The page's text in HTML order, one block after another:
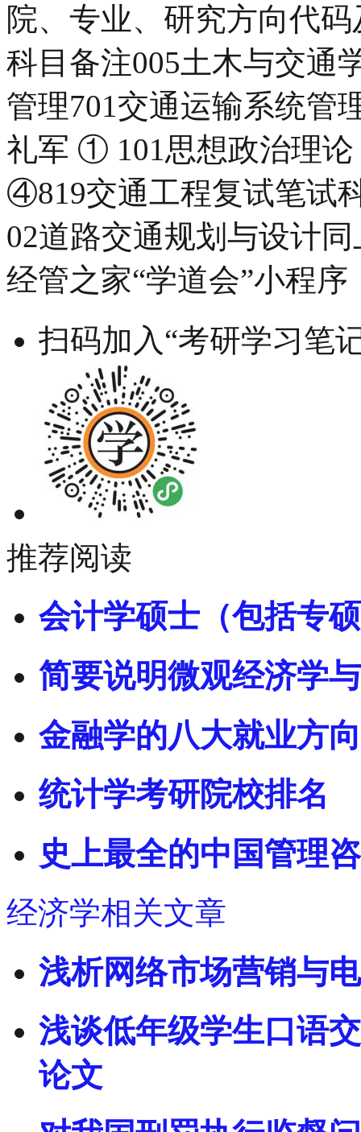
院、专业、研究方向代
科目备注005土木与交通
管理701交通运输系统管
礼军 ① 101思想政治理
④819交通工程复试笔试
02道路交通规划与设计
经管之家“学道会”小程序
扫码加入“考研学习笔
推荐阅读
会计学硕士（包括专
简要说明微观经济学
金融学的八大就业方
统计学考研院校排名
史上最全的中国管理
经济学相关文章
浅析网络市场营销与
浅谈低年级学生口语
论文